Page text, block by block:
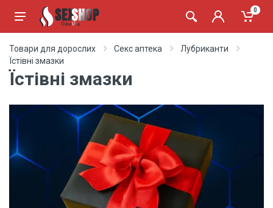
0
Товари для дорослих Секс аптека
Лубриканти
Їстівні змазки
Їстівні змазки